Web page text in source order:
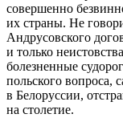
совершенно
их страны. Не
Андрусовского
и только
болезненные
польского вопроса,
в Белоруссии,
на столетие.